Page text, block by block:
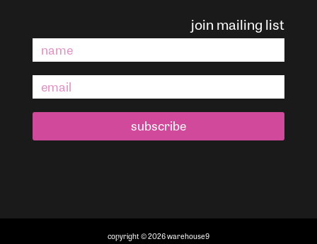
join mailing list
subscribe
copyright © 2026 warehouse9